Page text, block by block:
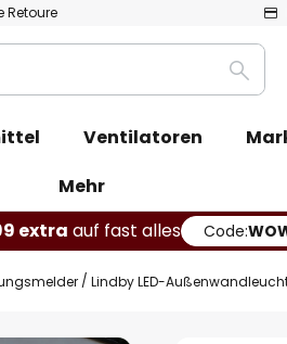
Retoure
Suche
Ventilatoren
Mehr
extra auf fast alles Code:
Lindby LED-